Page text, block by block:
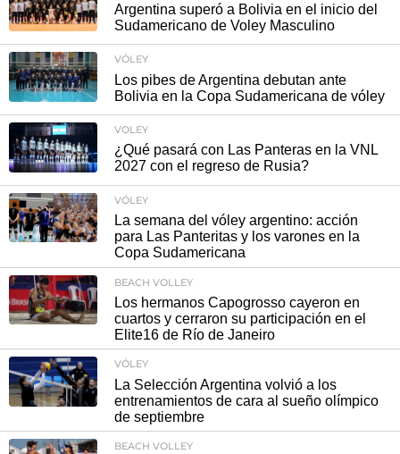
Argentina superó a Bolivia en el inicio del
Sudamericano de Voley Masculino
VÓLEY
Los pibes de Argentina debutan ante
Bolivia en la Copa Sudamericana de vóley
VOLEY
¿Qué pasará con Las Panteras en la VNL
2027 con el regreso de Rusia?
VÓLEY
La semana del vóley argentino: acción
para Las Panteritas y los varones en la
Copa Sudamericana
BEACH VOLLEY
Los hermanos Capogrosso cayeron en
cuartos y cerraron su participación en el
Elite16 de Río de Janeiro
VÓLEY
La Selección Argentina volvió a los
entrenamientos de cara al sueño olímpico
de septiembre
BEACH VOLLEY